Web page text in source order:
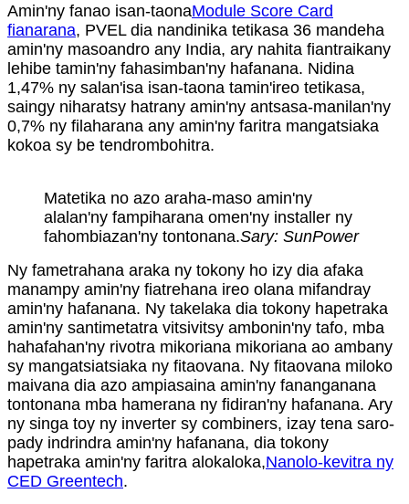
Amin'ny fanao isan-taonaModule Score Card
fianarana, PVEL dia nandinika tetikasa 36 mandeha
amin'ny masoandro any India, ary nahita fiantraikany
lehibe tamin'ny fahasimban'ny hafanana. Nidina
1,47% ny salan'isa isan-taona tamin'ireo tetikasa,
saingy niharatsy hatrany amin'ny antsasa-manilan'ny
0,7% ny filaharana any amin'ny faritra mangatsiaka
kokoa sy be tendrombohitra.
Matetika no azo araha-maso amin'ny
alalan'ny fampiharana omen'ny installer ny
fahombiazan'ny tontonana.Sary: SunPower
Ny fametrahana araka ny tokony ho izy dia afaka
manampy amin'ny fiatrehana ireo olana mifandray
amin'ny hafanana. Ny takelaka dia tokony hapetraka
amin'ny santimetatra vitsivitsy ambonin'ny tafo, mba
hahafahan'ny rivotra mikoriana mikoriana ao ambany
sy mangatsiatsiaka ny fitaovana. Ny fitaovana miloko
maivana dia azo ampiasaina amin'ny fananganana
tontonana mba hamerana ny fidiran'ny hafanana. Ary
ny singa toy ny inverter sy combiners, izay tena saro-
pady indrindra amin'ny hafanana, dia tokony
hapetraka amin'ny faritra alokaloka,Nanolo-kevitra ny
CED Greentech.